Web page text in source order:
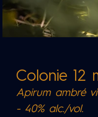
Colonie 12
Apirum ambré
- 40% alc./vol.